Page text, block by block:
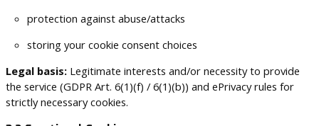
protection against abuse/attacks
storing your cookie consent choices
Legal basis:Legitimate interests and/or necessity to provide
the service (GDPR Art. 6(1)(f) / 6(1)(b)) and ePrivacy rules for
strictly necessary cookies.